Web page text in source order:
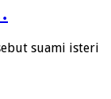
suami isteri